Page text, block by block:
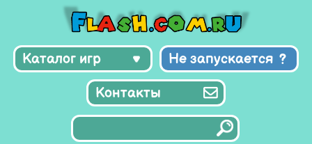
Каталог игр Не запускается
Контакты